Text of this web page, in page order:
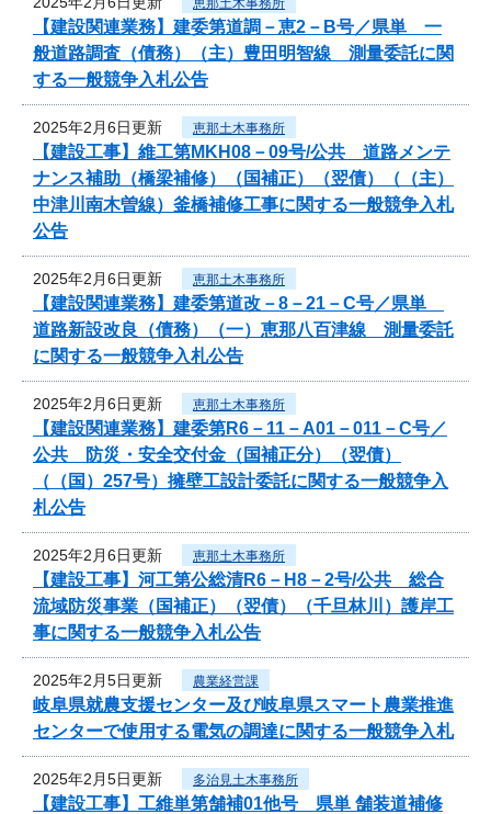
恵那土木事務所
【建設関連業務】建委第道調－恵2－B号／県単 一
般道路調査（債務）（主）豊田明智線 測量委託に関
する一般競争入札公告
2025年2月6日更新 恵那土木事務所
【建設工事】維工第MKH08－09号/公共 道路メンテ
ナンス補助（橋梁補修）（国補正）（翌債）（（主）
中津川南木曽線）釜橋補修工事に関する一般競争入札
公告
2025年2月6日更新 恵那土木事務所
【建設関連業務】建委第道改－8－21－C号／県単
道路新設改良（債務）（一）恵那八百津線 測量委託
に関する一般競争入札公告
2025年2月6日更新 恵那土木事務所
【建設関連業務】建委第R6－11－A01－011－C号／
公共 防災・安全交付金（国補正分）（翌債）
（（国）257号）擁壁工設計委託に関する一般競争入
札公告
2025年2月6日更新 恵那土木事務所
【建設工事】河工第公総清R6－H8－2号/公共 総合
流域防災事業（国補正）（翌債）（千旦林川）護岸工
事に関する一般競争入札公告
2025年2月5日更新 農業経営課
岐阜県就農支援センター及び岐阜県スマート農業推進
センターで使用する電気の調達に関する一般競争入札
2025年2月5日更新 多治見土木事務所
【建設工事】工維単第舗補01他号 県単 舗装道補修